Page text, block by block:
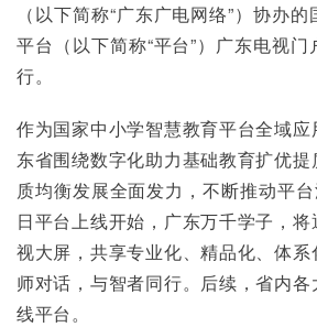
（以下简称“广东广电网络”）协办
平台（以下简称“平台”）广东电视
行。
作为国家中小学智慧教育平台全域
东省围绕数字化助力基础教育扩优
质均衡发展全面发力，不断推动平
日平台上线开始，广东万千学子，
视大屏，共享专业化、精品化、体系
师对话，与智者同行。后续，省内
线平台。